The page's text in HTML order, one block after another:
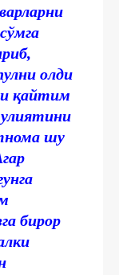
олди
қайтим
шу
бирор